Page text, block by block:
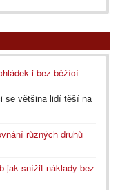
i bez běžící
se většina lidí těší na
různých druhů
jak snížit náklady bez